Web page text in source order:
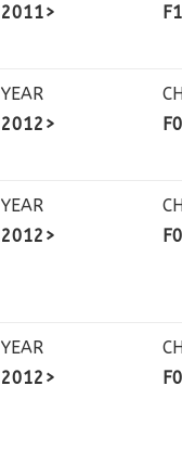
2011>
YEAR
2012>
YEAR
2012>
YEAR
2012>